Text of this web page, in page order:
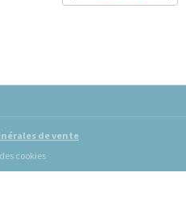
de vente
cookies